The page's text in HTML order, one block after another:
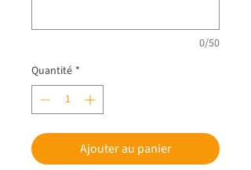
0/50
Quantité *
Ajouter au panier